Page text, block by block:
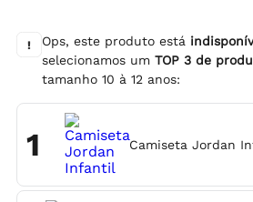
! Ops, este produto está
selecionamos um TOP 3 de
tamanho 10 à 12 anos:
1 Camiseta Jordan